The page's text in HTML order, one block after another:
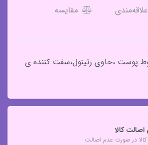
مقایسه
،حاوی رتینول،سفت کننده ی
کالا
در صورت عدم اصالت